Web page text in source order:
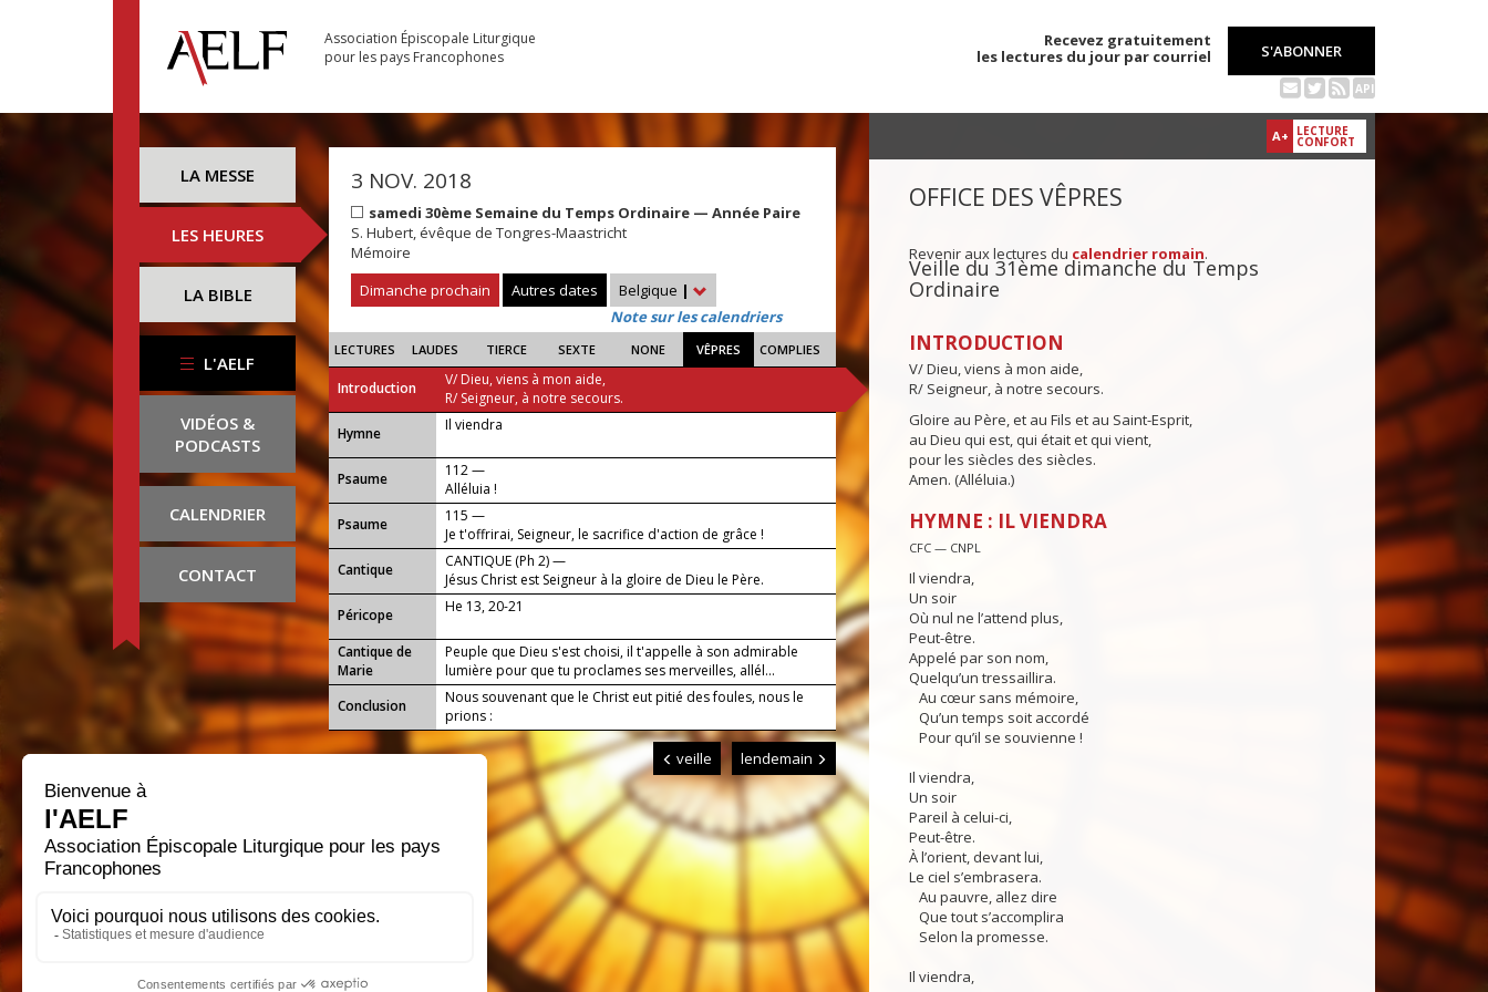
Association Épiscopale Liturgique
pour les pays Francophones
Recevez gratuitement
les lectures du jour par courriel
S'ABONNER
API
LA MESSE
LES HEURES
LA BIBLE
L'AELF
VIDÉOS &
PODCASTS
CALENDRIER
CONTACT
3 NOV. 2018
samedi 30ème Semaine du Temps Ordinaire — Année Paire
S. Hubert, évêque de Tongres-Maastricht
Mémoire
Dimanche prochain
Autres dates Belgique |
Note sur les calendriers
LECTURES LAUDES TIERCE SEXTE NONE VÊPRES COMPLIES
Introduction
V/ Dieu, viens à mon aide,
R/ Seigneur, à notre secours.
...
Hymne Il viendra
Psaume
112 —
Alléluia !
Psaume
115 —
Je t'offrirai, Seigneur, le sacrifice d'action de grâce !
Cantique
CANTIQUE (Ph 2) —
Jésus Christ est Seigneur à la gloire de Dieu le Père.
Péricope
He 13, 20-21
Cantique de
Marie
Peuple que Dieu s'est choisi, il t'appelle à son admirable
lumière pour que tu proclames ses merveilles, allél...
Conclusion
Nous souvenant que le Christ eut pitié des foules, nous le
prions :
veille lendemain
A+ LECTURE
CONFORT
OFFICE DES VÊPRES
Revenir aux lectures du calendrier romain.
Veille du 31ème dimanche du Temps
Ordinaire
INTRODUCTION
V/ Dieu, viens à mon aide,
R/ Seigneur, à notre secours.
Gloire au Père, et au Fils et au Saint-Esprit,
au Dieu qui est, qui était et qui vient,
pour les siècles des siècles.
Amen. (Alléluia.)
HYMNE : IL VIENDRA
CFC — CNPL
Il viendra,
Un soir
Où nul ne l’attend plus,
Peut-être.
Appelé par son nom,
Quelqu’un tressaillira.
Au cœur sans mémoire,
Qu’un temps soit accordé
Pour qu’il se souvienne !
Il viendra,
Un soir
Pareil à celui-ci,
Peut-être.
À l’orient, devant lui,
Le ciel s’embrasera.
Au pauvre, allez dire
Que tout s’accomplira
Selon la promesse.
Il viendra,